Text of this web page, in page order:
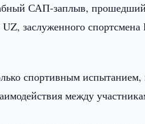
САП-заплыв,
заслуженного
спортивным
между